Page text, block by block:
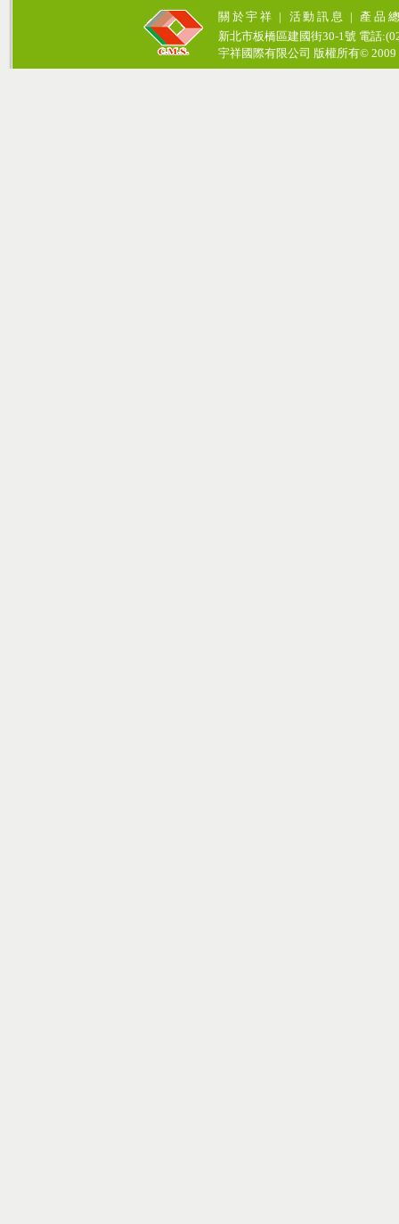
關於宇祥 | 活動訊息 | 產品
新北市板橋區建國街30-1號 電話
宇祥國際有限公司 版權所有© 2009